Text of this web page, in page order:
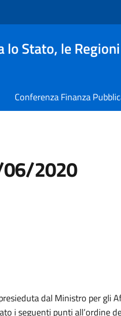
Stato, le
Conferenza Finanza
2020
dal Ministro per gli
i seguenti punti all’ordine